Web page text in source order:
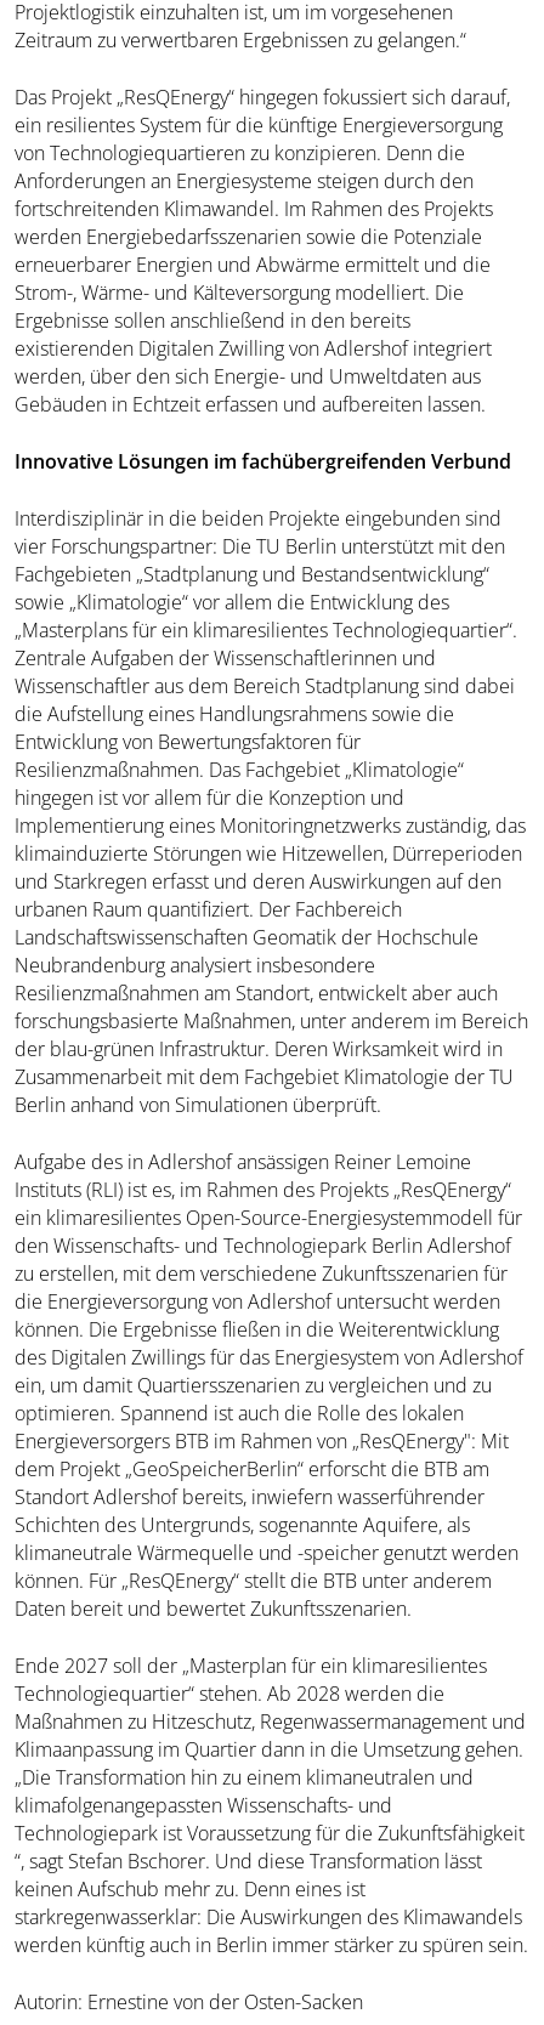
Projektlogistik einzuhalten ist, um im vorgesehenen
Zeitraum zu verwertbaren Ergebnissen zu gelangen.“
Das Projekt „ResQEnergy“ hingegen fokussiert sich darauf,
ein resilientes System für die künftige Energieversorgung
von Technologiequartieren zu konzipieren. Denn die
Anforderungen an Energiesysteme steigen durch den
fortschreitenden Klimawandel. Im Rahmen des Projekts
werden Energiebedarfsszenarien sowie die Potenziale
erneuerbarer Energien und Abwärme ermittelt und die
Strom-, Wärme- und Kälteversorgung modelliert. Die
Ergebnisse sollen anschließend in den bereits
existierenden Digitalen Zwilling von Adlershof integriert
werden, über den sich Energie- und Umweltdaten aus
Gebäuden in Echtzeit erfassen und aufbereiten lassen.
Innovative Lösungen im fachübergreifenden Verbund
Interdisziplinär in die beiden Projekte eingebunden sind
vier Forschungspartner: Die TU Berlin unterstützt mit den
Fachgebieten „Stadtplanung und Bestandsentwicklung“
sowie „Klimatologie“ vor allem die Entwicklung des
„Masterplans für ein klimaresilientes Technologie­quartier“.
Zentrale Aufgaben der Wissenschaftlerinnen und
Wissenschaftler aus dem Bereich Stadtplanung sind dabei
die Aufstellung eines Handlungs­rahmens sowie die
Entwicklung von Bewertungsfaktoren für
Resilienzmaßnahmen. Das Fachgebiet „Klimatologie“
hingegen ist vor allem für die Konzeption und
Implementierung eines Monitoringnetzwerks zuständig, das
klimainduzierte Störungen wie Hitzewellen, Dürreperioden
und Starkregen erfasst und deren Auswirkungen auf den
urbanen Raum quantifiziert. Der Fachbereich
Landschaftswissenschaften Geomatik der Hochschule
Neubrandenburg analysiert insbesondere
Resilienzmaßnahmen am Standort, entwickelt aber auch
forschungsbasierte Maßnahmen, unter anderem im Bereich
der blau-grünen Infrastruktur. Deren Wirksamkeit wird in
Zusammenarbeit mit dem Fachgebiet Klimatologie der TU
Berlin anhand von Simulationen überprüft.
Aufgabe des in Adlershof ansässigen Reiner Lemoine
Instituts (RLI) ist es, im Rahmen des Projekts „ResQEnergy“
ein klimaresilientes Open-Source-Energiesystemmodell für
den Wissenschafts- und Technologiepark Berlin Adlershof
zu erstellen, mit dem verschiedene Zukunftsszenarien für
die Energieversorgung von Adlershof untersucht werden
können. Die Ergebnisse fließen in die Weiterentwicklung
des Digitalen Zwillings für das Energiesystem von Adlershof
ein, um damit Quartiersszenarien zu vergleichen und zu
optimieren. Spannend ist auch die Rolle des lokalen
Energieversorgers BTB im Rahmen von „ResQEnergy": Mit
dem Projekt „GeoSpeicherBerlin“ erforscht die BTB am
Standort Adlershof bereits, inwiefern wasserführender
Schichten des Untergrunds, sogenannte Aquifere, als
klimaneutrale Wärmequelle und -speicher genutzt werden
können. Für „ResQEnergy“ stellt die BTB unter anderem
Daten bereit und bewertet Zukunftsszenarien.
Ende 2027 soll der „Masterplan für ein klimaresilientes
Technologiequartier“ stehen. Ab 2028 werden die
Maßnahmen zu Hitzeschutz, Regenwassermanagement und
Klimaanpassung im Quartier dann in die Umsetzung gehen.
„Die Transformation hin zu einem klimaneutralen und
klimafolgenangepassten Wissenschafts- und
Technologiepark ist Voraussetzung für die Zukunftsfähigkeit
“, sagt Stefan Bschorer. Und diese Transformation lässt
keinen Aufschub mehr zu. Denn eines ist
starkregenwasserklar: Die Auswirkungen des Klimawandels
werden künftig auch in Berlin immer stärker zu spüren sein.
Autorin: Ernestine von der Osten-Sacken